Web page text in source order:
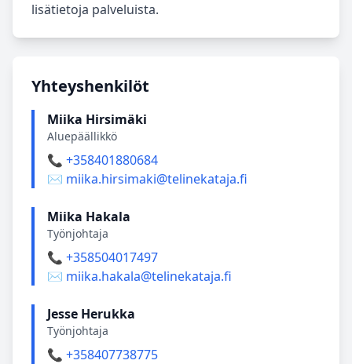
lisätietoja palveluista.
Yhteyshenkilöt
Miika Hirsimäki
Aluepäällikkö
📞 +358401880684
✉️ miika.hirsimaki@telinekataja.fi
Miika Hakala
Työnjohtaja
📞 +358504017497
✉️ miika.hakala@telinekataja.fi
Jesse Herukka
Työnjohtaja
📞 +358407738775